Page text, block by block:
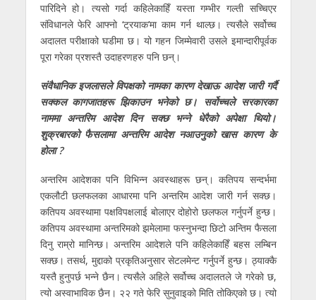
पारिदिने हो। त्यसो गर्दा कहिलेकाहिँ यस्ता गम्भीर गल्ती सच्चिएर
संविधानले फेरि आफ्नो ‘ट्रयाक’मा काम गर्न थाल्छ। त्यसैले सर्वोच्च
अदालत परीक्षाको घडीमा छ। यो गहन जिम्मेवारी उसले इमान्दारीपूर्वक
पूरा गरेका प्रशस्तै उदाहरणहरु पनि छन्।
संवैधानिक इजलासले विपक्षको नामका कारण देखाऊ आदेश जारी गर्दै
सक्कल कागजातहरू झिकाउन भनेको छ। सर्वोच्चले सरकारका
नाममा अन्तरिम आदेश दिन सक्छ भन्ने धेरैको अपेक्षा थियो।
शुक्रबारको फैसलामा अन्तरिम आदेश नआउनुको खास कारण के
होला ?
अन्तरिम आदेशका पनि विभिन्न अवस्थाहरू छन्। कतिपय सन्दर्भमा
एकलौटी छलफलका आधारमा पनि अन्तरिम आदेश जारी गर्न सक्छ।
कतिपय अवस्थामा पक्षविपक्षलाई बोलाएर दोहोरो छलफल गर्नुपर्ने हुन्छ।
कतिपय अवस्थामा अन्तरिमको झमेलामा फस्नुभन्दा छिटो अन्तिम फैसला
दिनु राम्रो मानिन्छ। अन्तरिम आदेशले पनि कहिलेकाहिँ बहस लम्बिन
सक्छ। तसर्थ, मुद्दाको प्रकृतिअनुसार सेटलमेन्ट गर्नुपर्ने हुन्छ। ठ्याक्कै
यस्तै हुनुपर्छ भन्ने छैन। त्यसैले अहिले सर्वोच्च अदालतले जे गरेको छ,
त्यो अस्वाभाविक छैन। २२ गते फेरि सुनुवाइको मिति तोकिएको छ। त्यो